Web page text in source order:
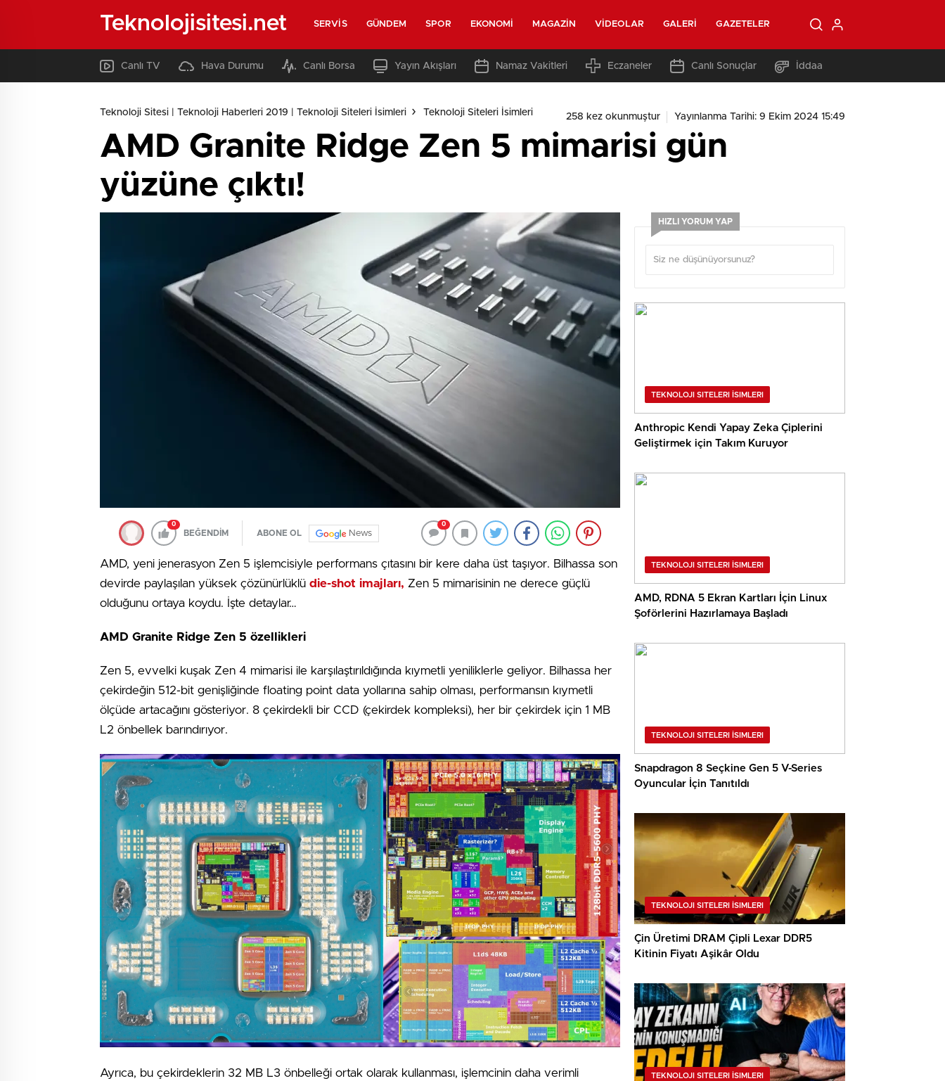
Teknolojisitesi.net SERVIS GÜNDEM SPOR EKONOMI MAGAZIN VIDEOLAR GALERI GAZETELER
Canlı TV Hava Durumu Canlı Borsa Yayın Akışları Namaz Vakitleri Eczaneler Canlı Sonuçlar İddaa
Teknoloji Sitesi | Teknoloji Haberleri 2019 | Teknoloji Siteleri İsimleri Teknoloji Siteleri İsimleri 258 kez okunmuştur Yayınlanma Tarihi: 9 Ekim 2024 15:49
AMD Granite Ridge Zen 5 mimarisi gün
yüzüne çıktı!
0
BEĞENDİM ABONE OL News
0
AMD, yeni jenerasyon Zen 5 işlemcisiyle performans çıtasını bir kere daha üst taşıyor. Bilhassa son
devirde paylaşılan yüksek çözünürlüklü die-shot imajları, Zen 5 mimarisinin ne derece güçlü
olduğunu ortaya koydu. İşte detaylar…
AMD Granite Ridge Zen 5 özellikleri
Zen 5, evvelki kuşak Zen 4 mimarisi ile karşılaştırıldığında kıymetli yeniliklerle geliyor. Bilhassa her
çekirdeğin 512-bit genişliğinde floating point data yollarına sahip olması, performansın kıymetli
ölçüde artacağını gösteriyor. 8 çekirdekli bir CCD (çekirdek kompleksi), her bir çekirdek için 1 MB
L2 önbellek barındırıyor.
Ayrıca, bu çekirdeklerin 32 MB L3 önbelleği ortak olarak kullanması, işlemcinin daha verimli
HIZLI YORUM YAP
TEKNOLOJI SITELERI İSIMLERI
Anthropic Kendi Yapay Zeka Çiplerini
Geliştirmek için Takım Kuruyor
TEKNOLOJI SITELERI İSIMLERI
AMD, RDNA 5 Ekran Kartları İçin Linux
Şoförlerini Hazırlamaya Başladı
TEKNOLOJI SITELERI İSIMLERI
Snapdragon 8 Seçkine Gen 5 V-Series
Oyuncular İçin Tanıtıldı
TEKNOLOJI SITELERI İSIMLERI
Çin Üretimi DRAM Çipli Lexar DDR5
Kitinin Fiyatı Aşikâr Oldu
TEKNOLOJI SITELERI İSIMLERI